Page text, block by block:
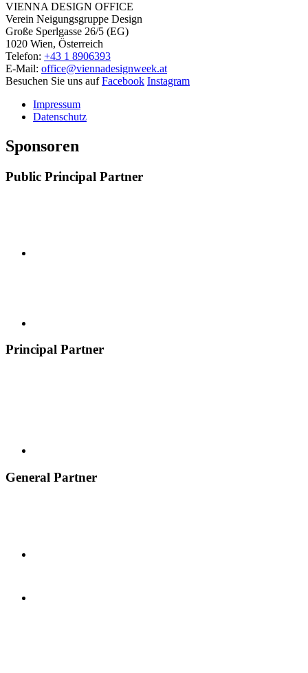
VIENNA DESIGN OFFICE
Verein Neigungsgruppe Design
Große Sperlgasse 26/5 (EG)
1020 Wien, Österreich
Telefon: +43 1 8906393
E-Mail: office@viennadesignweek.at
Besuchen Sie uns aufFacebook Instagram
Impressum
Datenschutz
Sponsoren
Public Principal Partner
Principal Partner
General Partner